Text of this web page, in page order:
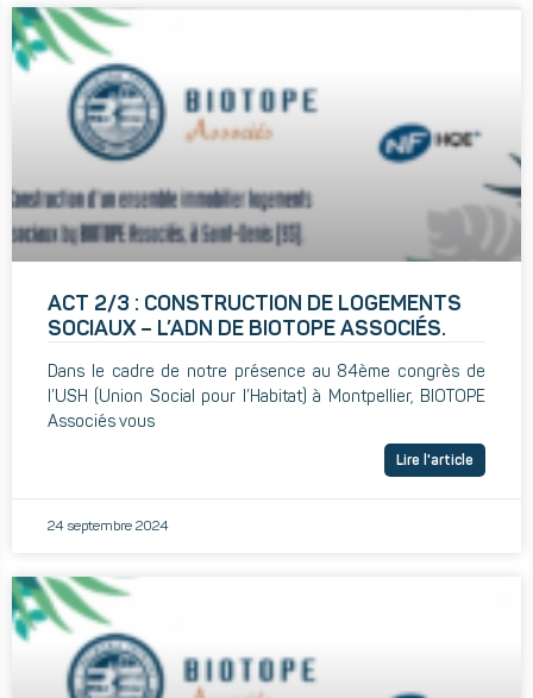
ACT 2/3 : CONSTRUCTION DE LOGEMENTS
SOCIAUX – L’ADN DE BIOTOPE ASSOCIÉS.
Dans le cadre de notre présence au 84ème congrès de
l’USH (Union Social pour l’Habitat) à Montpellier, BIOTOPE
Associés vous
Lire l'article
24 septembre 2024